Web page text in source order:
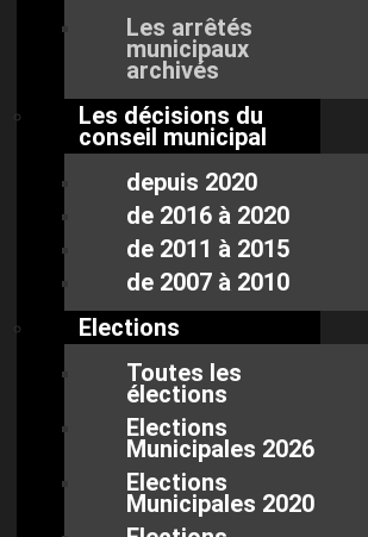
Les arrêtés
municipaux
archivés
Les décisions du
conseil municipal
depuis 2020
de 2016 à 2020
de 2011 à 2015
de 2007 à 2010
Elections
Toutes les
élections
Elections
Municipales 2026
Elections
Municipales 2020